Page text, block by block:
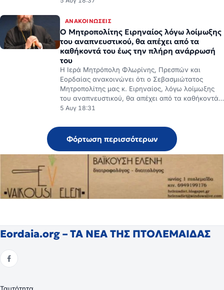
Ο Μητροπολίτης Ειρηναίος λόγω λοίμωξης
του αναπνευστικού, θα απέχει από τα
καθήκοντά του έως την πλήρη ανάρρωσή
του
Η Ιερά Μητρόπολη Φλωρίνης, Πρεσπών και
Εορδαίας ανακοινώνει ότι ο Σεβασμιώτατος
Μητροπολίτης μας κ. Ειρηναίος, λόγω λοίμωξης
του αναπνευστικού, θα απέχει από τα καθήκοντά…
5 Αυγ 18:31
Eordaia.org – ΤΑ ΝΕΑ ΤΗΣ ΠΤΟΛΕΜΑΙΔΑΣ